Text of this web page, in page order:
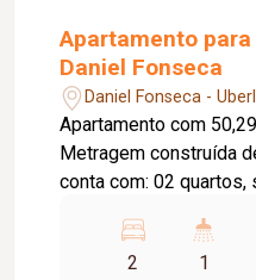
Apartamento
Daniel Fonseca
Daniel Fonseca -
Apartamento com
Metragem construída de
conta com: 02
ambientes; Banheiro
blindex; Cozinha com
2 1